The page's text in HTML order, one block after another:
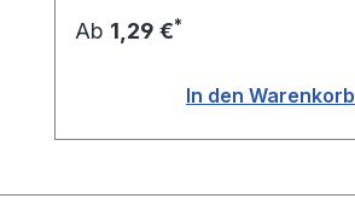
Ab 1,29 €*
In den Warenkorb